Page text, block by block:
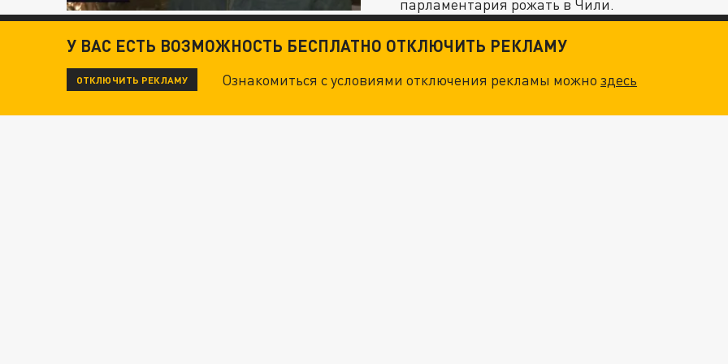
парламентария рожать в Чили.
У ВАС ЕСТЬ ВОЗМОЖНОСТЬ БЕСПЛАТНО ОТКЛЮЧИТЬ РЕКЛАМУ
ОТКЛЮЧИТЬ РЕКЛАМУ Ознакомиться с условиями отключения рекламы можноздесь